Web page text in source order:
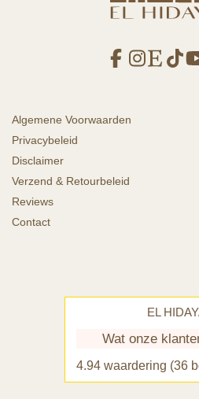
Algemene Voorwaarden
Privacybeleid
Disclaimer
Verzend & Retourbeleid
Reviews
Contact
EL
Wat onze
4.94 waardering (36